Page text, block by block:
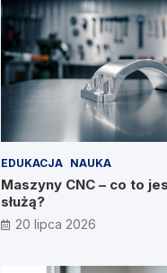
EDUKACJA NAUKA
Maszyny CNC – co to
służą?
20 lipca 2026